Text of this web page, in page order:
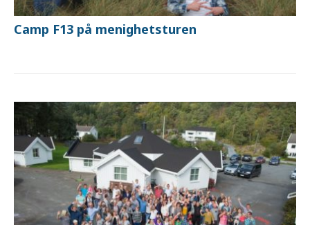
Camp F13 på menighetsturen